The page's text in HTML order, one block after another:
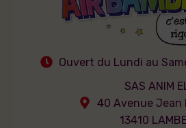
Ouvert du Lundi au
SAS ANIM
40 Avenue Jean
13410